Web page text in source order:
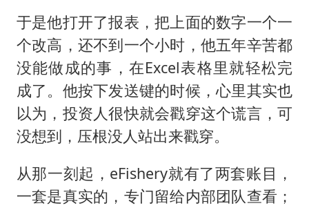
于是他打开了报表，把上面的数字一个一
个改高，还不到一个小时，他五年辛苦都
没能做成的事，在Excel表格里就轻松完
成了。他按下发送键的时候，心里其实也
以为，投资人很快就会戳穿这个谎言，可
没想到，压根没人站出来戳穿。
从那一刻起，eFishery就有了两套账目，
一套是真实的，专门留给内部团队查看；